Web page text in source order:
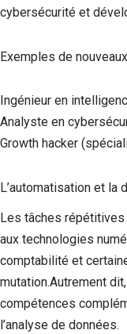
cybersécurité et
Exemples de
Ingénieur en
Analyste en
Growth hacker
L’automatisation et la
Les tâches
aux technologies
comptabilité et
mutation.Autrement
compétences
l’analyse de données.